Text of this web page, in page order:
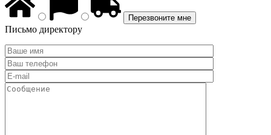
Письмо директору